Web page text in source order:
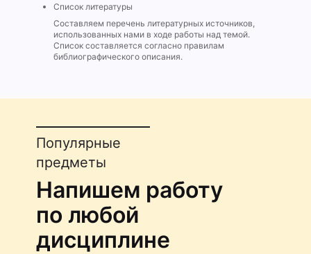
Список литературы
Составляем перечень литературных источников,
использованных нами в ходе работы над темой.
Список составляется согласно правилам
библиографического описания.
Популярные
предметы
Напишем работу
по любой
дисциплине